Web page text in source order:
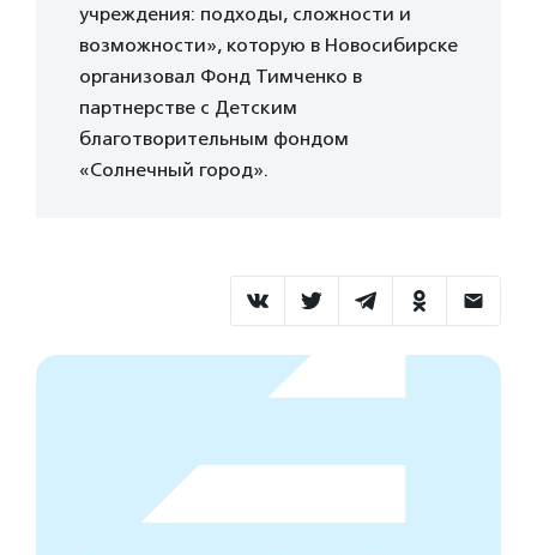
учреждения: подходы, сложности и
возможности», которую в Новосибирске
организовал Фонд Тимченко в
партнерстве с Детским
благотворительным фондом
«Солнечный город».